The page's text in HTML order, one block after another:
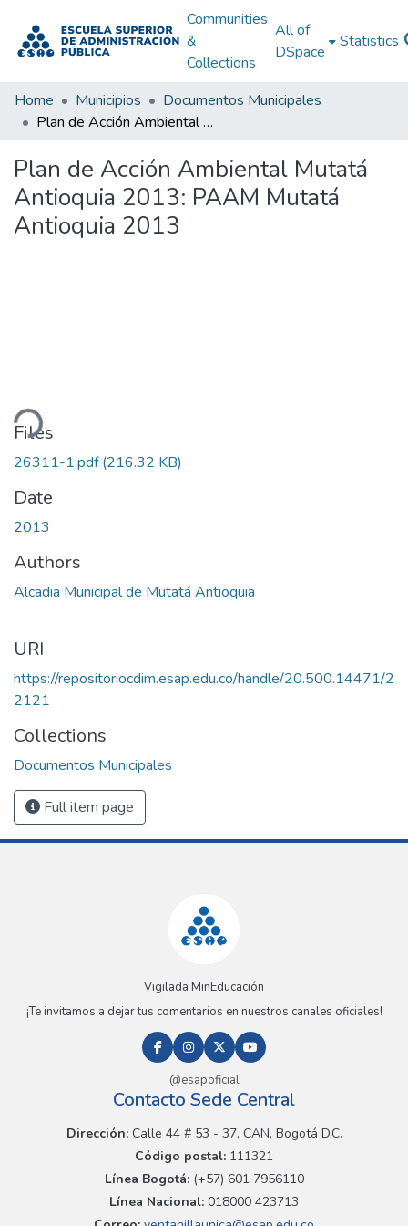
Communities
&
Collections
All of
DSpace
Statistics
Home Municipios
Documentos Municipales
Plan de Acción Ambiental Mutatá Antioquia 2013: PAAM Mutatá Antioquia 2013
Plan de Acción Ambiental Mutatá
Antioquia 2013: PAAM Mutatá
Antioquia 2013
Files
26311-1.pdf(216.32 KB)
Date
2013
Authors
Alcadia Municipal de Mutatá Antioquia
URI
https://repositoriocdim.esap.edu.co/handle/20.500.14471/2
2121
Collections
Documentos Municipales
Full item page
Vigilada MinEducación
¡Te invitamos a dejar tus comentarios en nuestros canales oficiales!
@esapoficial
Contacto Sede Central
Dirección:Calle 44 # 53 - 37, CAN, Bogotá D.C.
Código postal: 111321
Línea Bogotá:(+57) 601 7956110
Línea Nacional: 018000 423713